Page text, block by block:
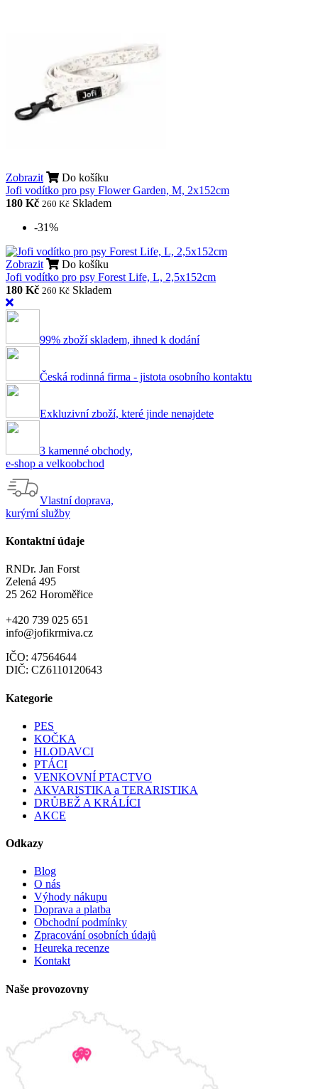
Zobrazit
Do košíku
Jofi vodítko pro psy Flower Garden, M, 2x152cm
180 Kč 260 Kč Skladem
-31%
Zobrazit
Do košíku
Jofi vodítko pro psy Forest Life, L, 2,5x152cm
180 Kč 260 Kč Skladem
99% zboží skladem, ihned k dodání
Česká rodinná firma - jistota osobního kontaktu
Exkluzivní zboží, které jinde nenajdete
3 kamenné obchody,
e-shop a velkoobchod
Vlastní doprava,
kurýrní služby
Kontaktní údaje
RNDr. Jan Forst
Zelená 495
25 262 Horoměřice
+420 739 025 651
info@jofikrmiva.cz
IČO: 47564644
DIČ: CZ6110120643
Kategorie
PES
KOČKA
HLODAVCI
PTÁCI
VENKOVNÍ PTACTVO
AKVARISTIKA a TERARISTIKA
DRŮBEŽ A KRÁLÍCI
AKCE
Odkazy
Blog
O nás
Výhody nákupu
Doprava a platba
Obchodní podmínky
Zpracování osobních údajů
Heureka recenze
Kontakt
Naše provozovny